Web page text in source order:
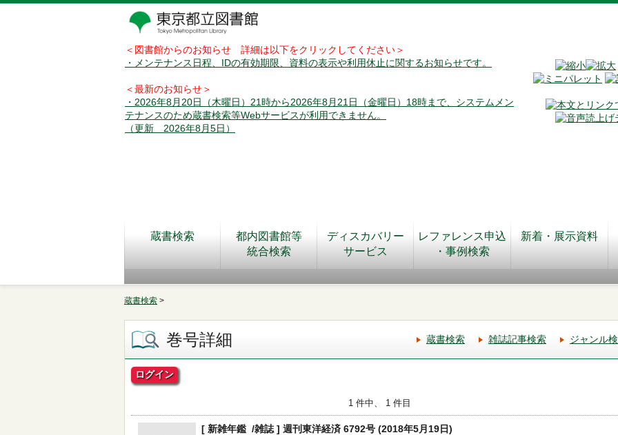
＜図書館からのお知らせ 詳細は以下をクリックしてください＞
・メンテナンス日程、IDの有効期限、資料の表示や利用休止に関するお知らせです。
＜最新のお知らせ＞
・2026年8月20日（木曜日）21時から2026年8月21日（金曜日）18時まで、システムメン
テナンスのため蔵書検索等Webサービスが利用できません。
（更新 2026年8月5日）
蔵書検索
都内図書館等
統合検索
ディスカバリー
サービス
レファレンス申込
・事例検索
新着・展示資料
蔵書検索 >
巻号詳細 蔵書検索 雑誌記事検索 ジャンル
ログイン
1 件中、 1 件目
[ 新雑年鑑 /雑誌 ] 週刊東洋経済 6792号 (2018年5月19日)